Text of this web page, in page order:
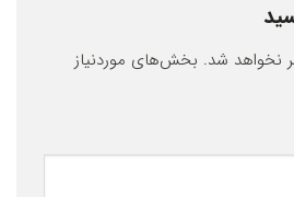
نخواهد شد. بخش‌های موردنیاز